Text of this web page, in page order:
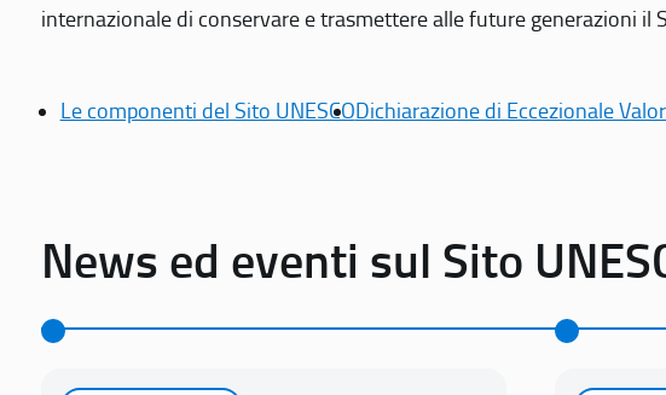
internazionale di conservare e trasmettere alle future generazioni il
Le componenti del Sito UNESCODichiarazione di Eccezionale
News ed eventi sul Sito